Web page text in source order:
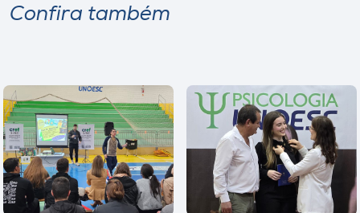
Confira também